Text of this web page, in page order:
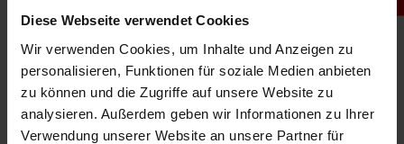
Diese Webseite verwendet Cookies
Wir verwenden Cookies, um Inhalte und Anzeigen zu
personalisieren, Funktionen für soziale Medien anbieten
zu können und die Zugriffe auf unsere Website zu
analysieren. Außerdem geben wir Informationen zu Ihrer
Verwendung unserer Website an unsere Partner für